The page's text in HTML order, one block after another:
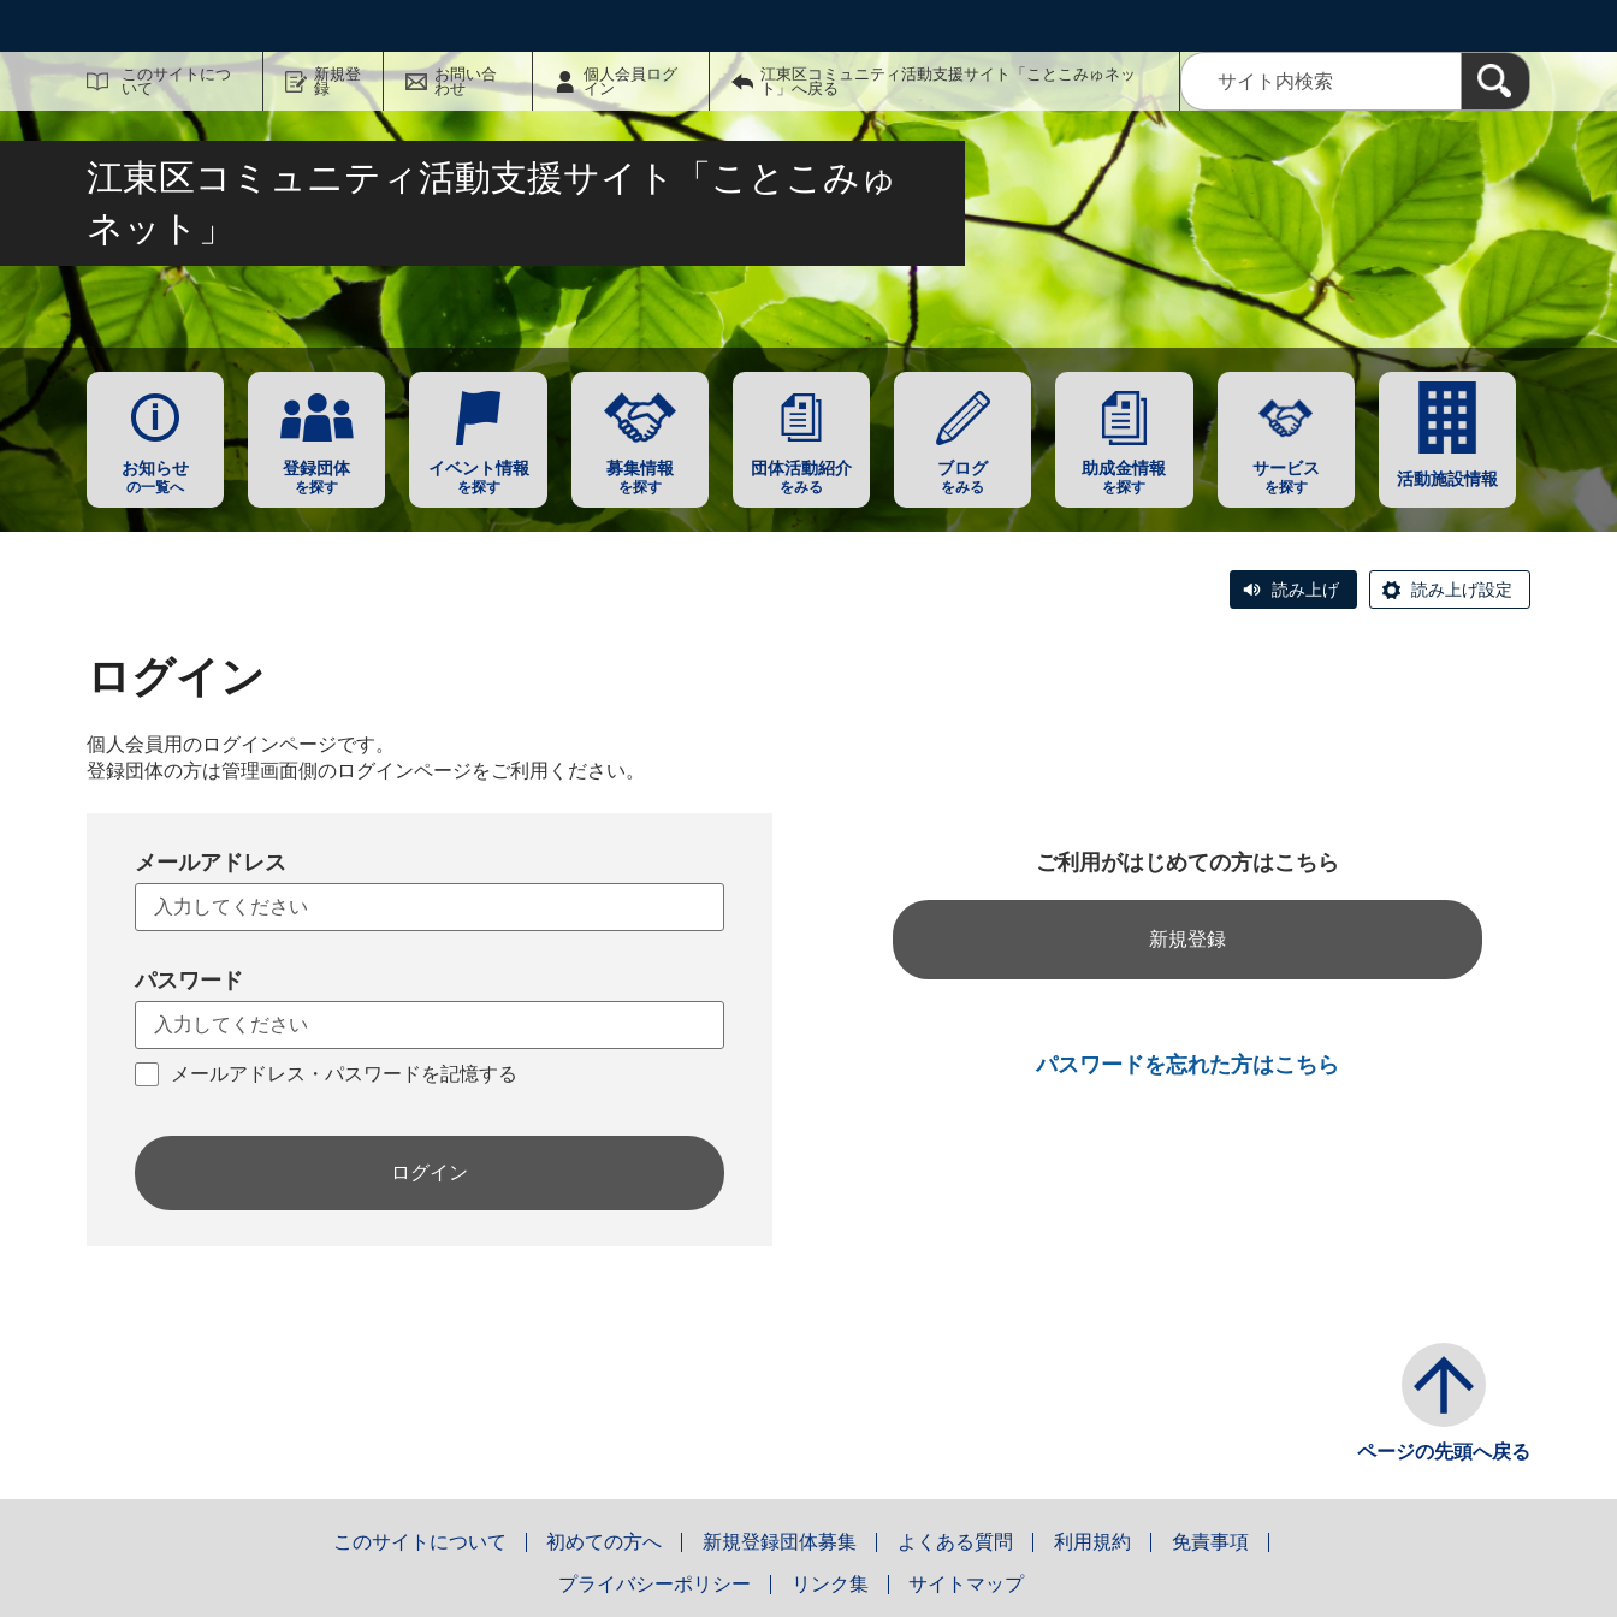
このサイトにつ
いて
新規登
録
お問い合
わせ
個人会員ログ
イン
江東区コミュニティ活動支援サイト「ことこみゅネッ
ト」へ戻る
サイト内検索
江東区コミュニティ活動支援サイト「ことこみゅ
ネット」
お知らせ
の一覧へ
登録団体
を探す
イベント情報
を探す
募集情報
を探す
団体活動紹介
をみる
ブログ
をみる
助成金情報
を探す
サービス
を探す 活動施設情報
読み上げ 読み上げ設定
ログイン
個人会員用のログインページです。
登録団体の方は管理画面側のログインページをご利用ください。
メールアドレス
パスワード
メールアドレス・パスワードを記憶する
ログイン
ご利用がはじめての方はこちら
新規登録
パスワードを忘れた方はこちら
ページの先頭へ戻る
このサイトについて 初めての方へ 新規登録団体募集 よくある質問 利用規約 免責事項
プライバシーポリシー リンク集 サイトマップ